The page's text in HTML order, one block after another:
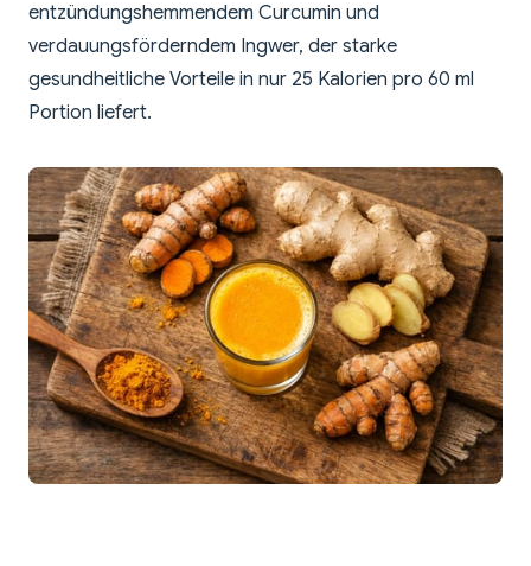
entzündungshemmendem Curcumin und
verdauungsförderndem Ingwer, der starke
gesundheitliche Vorteile in nur 25 Kalorien pro 60 ml
Portion liefert.